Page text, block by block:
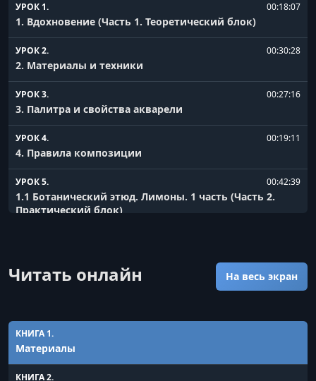
УРОК 1. 00:18:07
1. Вдохновение (Часть 1. Теоретический блок)
УРОК 2. 00:30:28
2. Материалы и техники
УРОК 3. 00:27:16
3. Палитра и свойства акварели
УРОК 4. 00:19:11
4. Правила композиции
УРОК 5. 00:42:39
1.1 Ботанический этюд. Лимоны. 1 часть (Часть 2.
Практический блок)
УРОК 7. 00:46:33
3.1 Зеленый пейзаж. Исландия. 1 часть
Читать онлайн На весь экран
КНИГА 1.
Материалы
КНИГА 2.